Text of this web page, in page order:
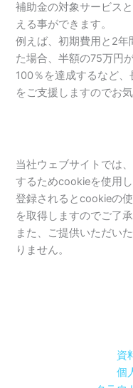
補助金の対象サービス
える事ができます。
例えば、初期費用と2年
た場合、半額の75万円
100％を達成するなど
をご支援しますのでお
当社ウェブサイトでは
するためcookieを使用
登録されるとcookieの
を取得しますのでご了承
また、ご提供いただい
りません。
資
個